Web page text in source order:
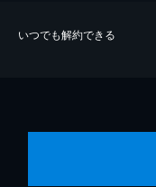
いつでも解約できる